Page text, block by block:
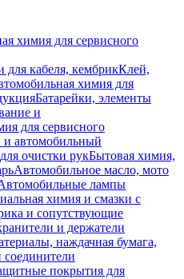
химия для сервисного
для кабеля, кембрикКлей,
химия для
Батарейки, элементы
и
для сервисного
автомобильный
очистки рукБытовая химия,
Автомобильное масло, мото
лампы
химия и смазки с
и сопутствующие
и держатели
наждачная бумага,
покрытия для